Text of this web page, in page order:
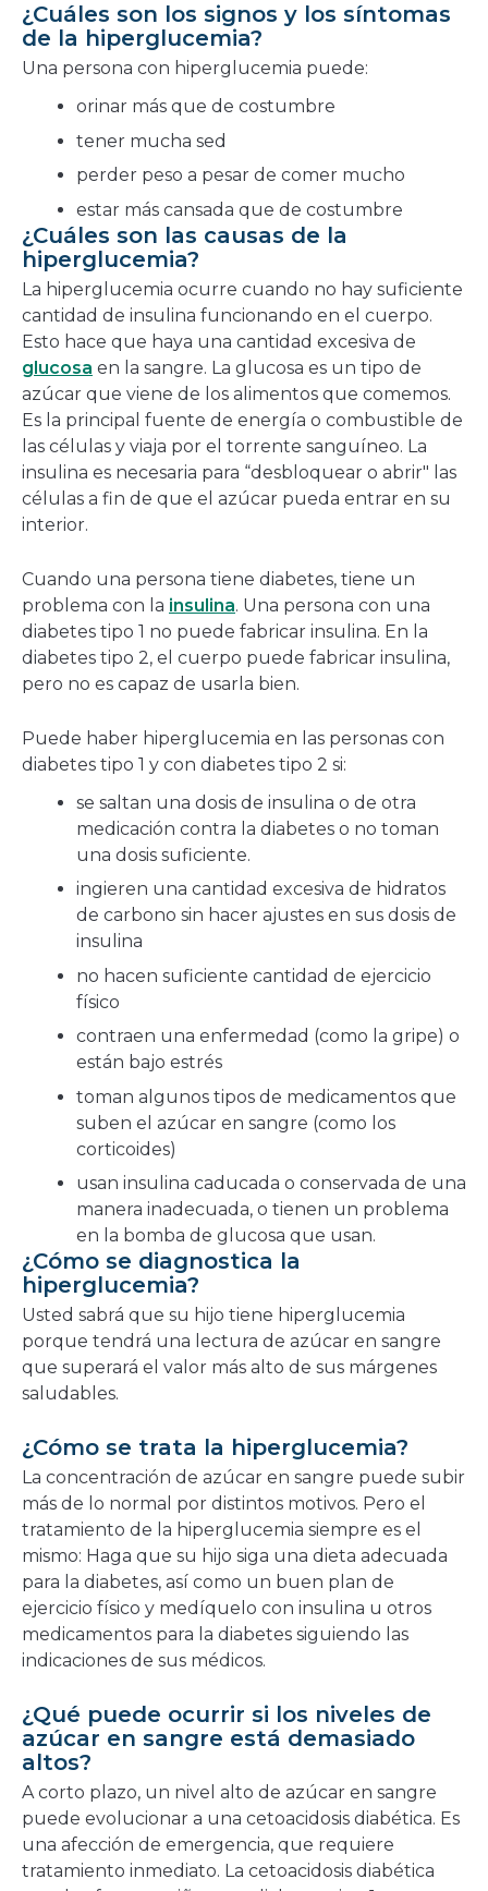
¿Cuáles son los signos y los síntomas
de la hiperglucemia?
Una persona con hiperglucemia puede:
orinar más que de costumbre
tener mucha sed
perder peso a pesar de comer mucho
estar más cansada que de costumbre
¿Cuáles son las causas de la
hiperglucemia?
La hiperglucemia ocurre cuando no hay suficiente
cantidad de insulina funcionando en el cuerpo.
Esto hace que haya una cantidad excesiva de
glucosa en la sangre. La glucosa es un tipo de
azúcar que viene de los alimentos que comemos.
Es la principal fuente de energía o combustible de
las células y viaja por el torrente sanguíneo. La
insulina es necesaria para “desbloquear o abrir" las
células a fin de que el azúcar pueda entrar en su
interior.
Cuando una persona tiene diabetes, tiene un
problema con la insulina. Una persona con una
diabetes tipo 1 no puede fabricar insulina. En la
diabetes tipo 2, el cuerpo puede fabricar insulina,
pero no es capaz de usarla bien.
Puede haber hiperglucemia en las personas con
diabetes tipo 1 y con diabetes tipo 2 si:
se saltan una dosis de insulina o de otra
medicación contra la diabetes o no toman
una dosis suficiente.
ingieren una cantidad excesiva de hidratos
de carbono sin hacer ajustes en sus dosis de
insulina
no hacen suficiente cantidad de ejercicio
físico
contraen una enfermedad (como la gripe) o
están bajo estrés
toman algunos tipos de medicamentos que
suben el azúcar en sangre (como los
corticoides)
usan insulina caducada o conservada de una
manera inadecuada, o tienen un problema
en la bomba de glucosa que usan.
¿Cómo se diagnostica la
hiperglucemia?
Usted sabrá que su hijo tiene hiperglucemia
porque tendrá una lectura de azúcar en sangre
que superará el valor más alto de sus márgenes
saludables.
¿Cómo se trata la hiperglucemia?
La concentración de azúcar en sangre puede subir
más de lo normal por distintos motivos. Pero el
tratamiento de la hiperglucemia siempre es el
mismo: Haga que su hijo siga una dieta adecuada
para la diabetes, así como un buen plan de
ejercicio físico y medíquelo con insulina u otros
medicamentos para la diabetes siguiendo las
indicaciones de sus médicos.
¿Qué puede ocurrir si los niveles de
azúcar en sangre está demasiado
altos?
A corto plazo, un nivel alto de azúcar en sangre
puede evolucionar a una cetoacidosis diabética. Es
una afección de emergencia, que requiere
tratamiento inmediato. La cetoacidosis diabética